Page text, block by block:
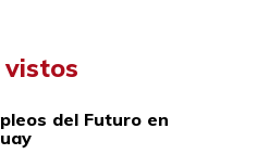
vistos
del Futuro en